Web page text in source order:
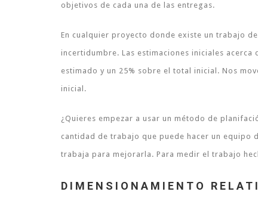
objetivos de cada una de las entregas.
En cualquier proyecto donde existe un trabajo
incertidumbre. Las estimaciones iniciales
estimado y un 25% sobre el total inicial. Nos
inicial.
¿Quieres empezar a usar un método de
cantidad de trabajo que puede hacer un equipo
trabaja para mejorarla. Para medir el trabajo
DIMENSIONAMIENTO